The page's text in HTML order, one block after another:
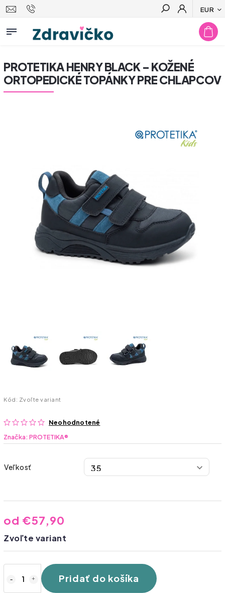
EUR
Hľadať
PROTETIKA HENRY BLACK – KOŽENÉ
ORTOPEDICKÉ TOPÁNKY PRE CHLAPCOV
Kód: Zvoľte variant
Neohodnotené
Značka:PROTETIKA®
Veľkosť
od €57,90
Zvoľte variant
Pridať do košíka